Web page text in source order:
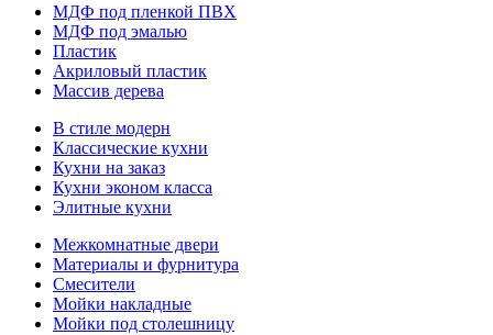
МДФ под пленкой ПВХ
МДФ под эмалью
Пластик
Акриловый пластик
Массив дерева
В стиле модерн
Классические кухни
Кухни на заказ
Кухни эконом класса
Элитные кухни
Межкомнатные двери
Материалы и фурнитура
Смесители
Мойки накладные
Мойки под столешницу